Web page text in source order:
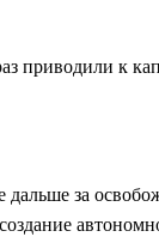
приводили к
дальше за